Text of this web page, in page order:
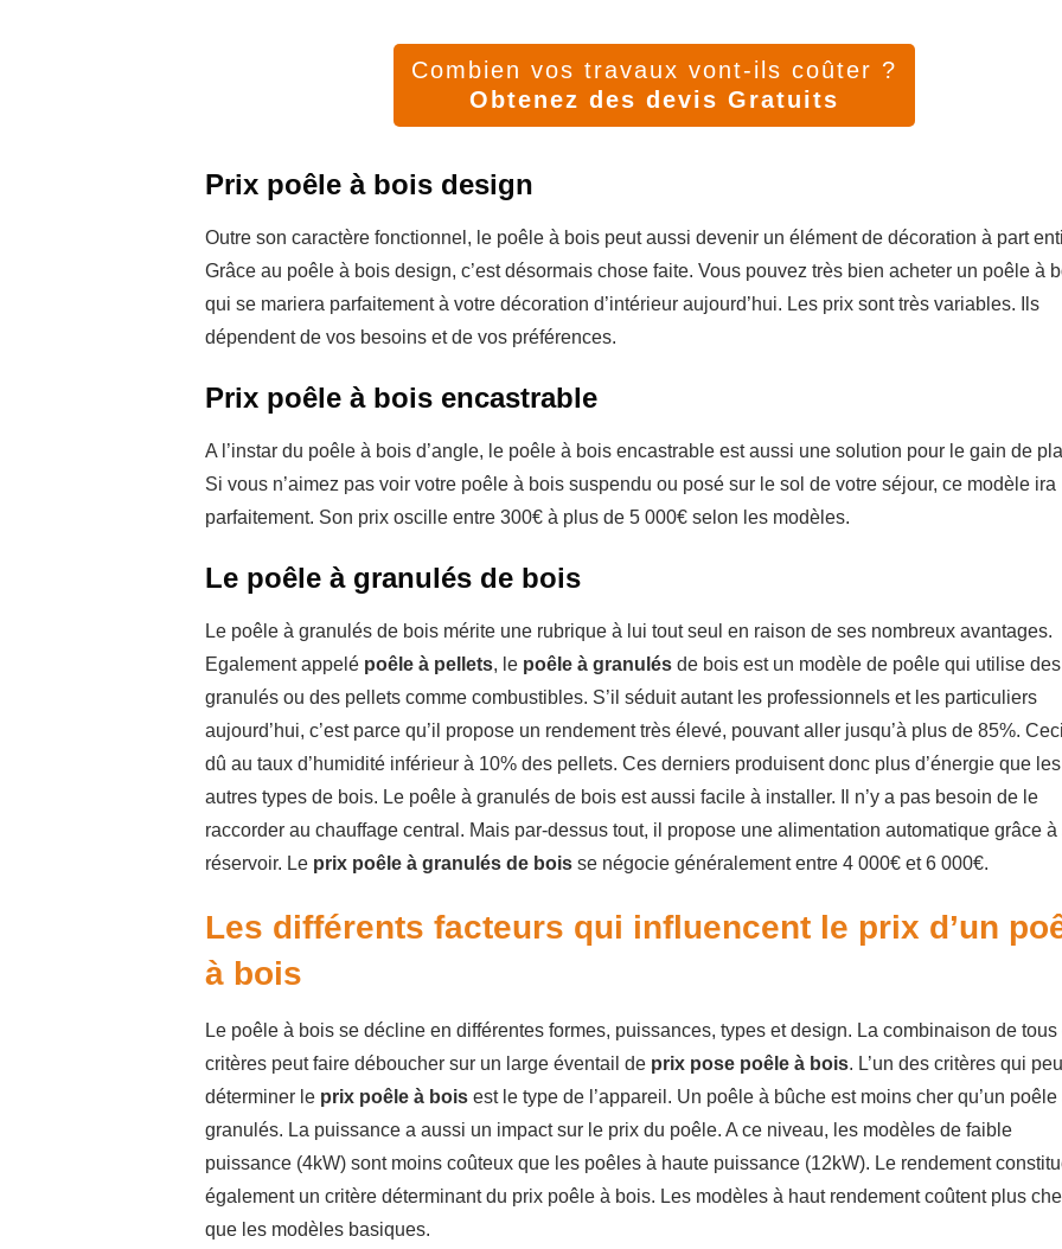
Combien vos travaux vont-ils coûter ?
Obtenez des devis Gratuits
Prix poêle à bois design
Outre son caractère fonctionnel, le poêle à bois peut aussi devenir un élément de décoration à part
Grâce au poêle à bois design, c’est désormais chose faite. Vous pouvez très bien acheter un poêle à
qui se mariera parfaitement à votre décoration d’intérieur aujourd’hui. Les prix sont très variables. Ils
dépendent de vos besoins et de vos préférences.
Prix poêle à bois encastrable
A l’instar du poêle à bois d’angle, le poêle à bois encastrable est aussi une solution pour le gain de
Si vous n’aimez pas voir votre poêle à bois suspendu ou posé sur le sol de votre séjour, ce modèle ira
parfaitement. Son prix oscille entre 300€ à plus de 5 000€ selon les modèles.
Le poêle à granulés de bois
Le poêle à granulés de bois mérite une rubrique à lui tout seul en raison de ses nombreux avantages.
Egalement appelé poêle à pellets, le poêle à granulés de bois est un modèle de poêle qui utilise des
granulés ou des pellets comme combustibles. S’il séduit autant les professionnels et les particuliers
aujourd’hui, c’est parce qu’il propose un rendement très élevé, pouvant aller jusqu’à plus de 85%.
dû au taux d’humidité inférieur à 10% des pellets. Ces derniers produisent donc plus d’énergie que les
autres types de bois. Le poêle à granulés de bois est aussi facile à installer. Il n’y a pas besoin de le
raccorder au chauffage central. Mais par-dessus tout, il propose une alimentation automatique grâce à
réservoir. Le prix poêle à granulés de bois se négocie généralement entre 4 000€ et 6 000€.
Les différents facteurs qui influencent le prix d’un
à bois
Le poêle à bois se décline en différentes formes, puissances, types et design. La combinaison de tous
critères peut faire déboucher sur un large éventail de prix pose poêle à bois. L’un des critères qui
déterminer le prix poêle à bois est le type de l’appareil. Un poêle à bûche est moins cher qu’un poêle
granulés. La puissance a aussi un impact sur le prix du poêle. A ce niveau, les modèles de faible
puissance (4kW) sont moins coûteux que les poêles à haute puissance (12kW). Le rendement
également un critère déterminant du prix poêle à bois. Les modèles à haut rendement coûtent plus
que les modèles basiques.